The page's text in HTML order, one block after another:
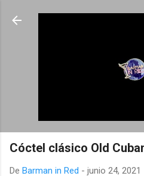
Ir al
Cóctel clásico Old
De Barman in Red - junio 24, 2021